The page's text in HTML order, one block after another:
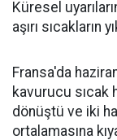
Küresel
aşırı sıcakların
Fransa'da
kavurucu sıcak
dönüştü ve iki
ortalamasına